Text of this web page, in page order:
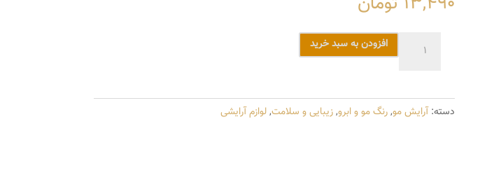
مدل
carasa
افزودن به سبد خرید
دسته:آرایش مو,رنگ مو و ابرو,زیبایی و سلامت,لوازم آرایشی